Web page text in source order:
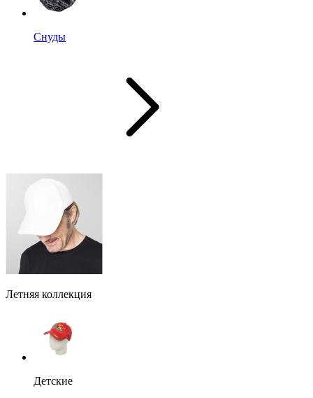
Снуды
Летняя коллекция
Детские